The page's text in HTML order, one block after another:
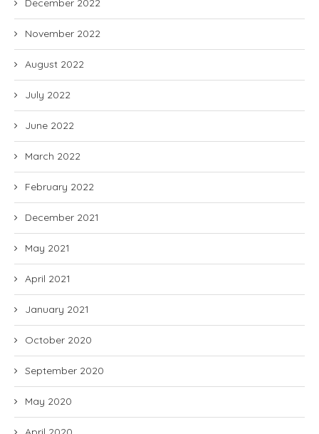
December 2022
November 2022
August 2022
July 2022
June 2022
March 2022
February 2022
December 2021
May 2021
April 2021
January 2021
October 2020
September 2020
May 2020